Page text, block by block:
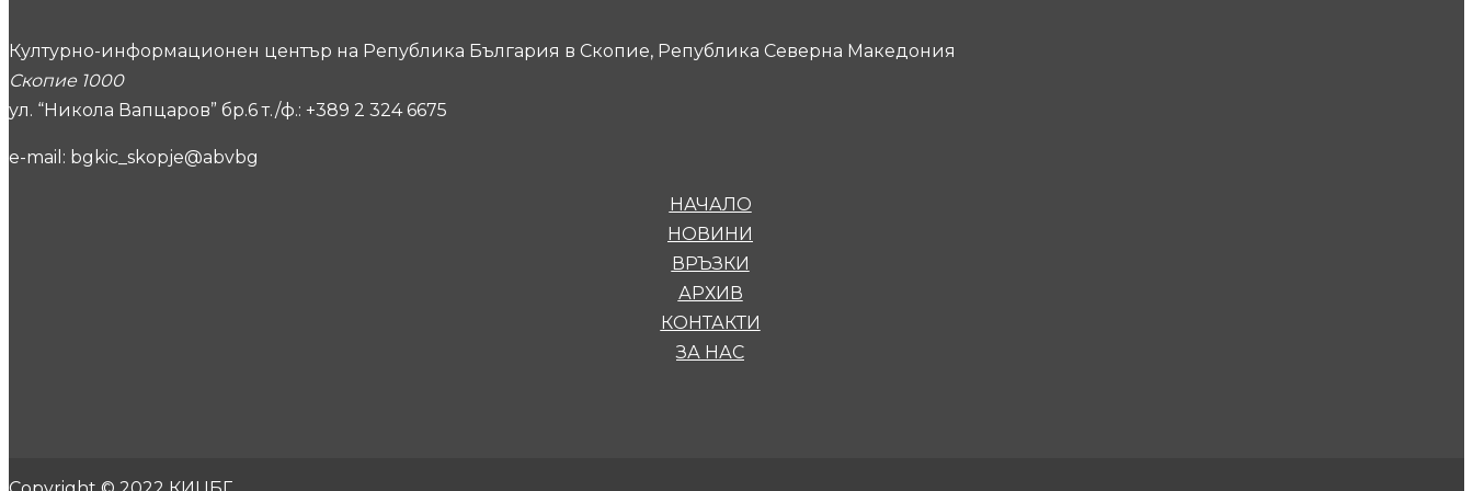
Културно-информационен център на Република България в Скопие, Република Северна Македония
Скопие 1000
ул. “Никола Вапцаров” бр.6 т./ф.: +389 2 324 6675
e-mail: bgkic_skopje@abvbg
НАЧАЛО
НОВИНИ
ВРЪЗКИ
АРХИВ
КОНТАКТИ
ЗА НАС